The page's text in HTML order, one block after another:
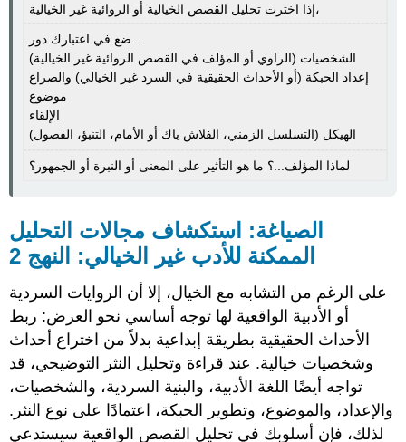
إذا اخترت تحليل القصص الخيالية أو الروائية غير الخيالية،
الشخصيات (الراوي أو المؤلف في القصص الروائية غير الخيالية)
إعداد الحبكة (أو الأحداث الحقيقية في السرد غير الخيالي) والصراع
موضوع
الإلقاء
الهيكل (التسلسل الزمني، الفلاش باك أو الأمام، التنبؤ، الفصول)
لماذا المؤلف...؟ ما هو التأثير على المعنى أو النبرة أو الجمهور؟
الصياغة: استكشاف مجالات التحليل
الممكنة للأدب غير الخيالي: النهج 2
على الرغم من التشابه مع الخيال، إلا أن الروايات السردية
أو الأدبية الواقعية لها توجه أساسي نحو العرض: ربط
الأحداث الحقيقية بطريقة إبداعية بدلاً من اختراع أحداث
وشخصيات خيالية. عند قراءة وتحليل النثر التوضيحي، قد
تواجه أيضًا اللغة الأدبية، والبنية السردية، والشخصيات،
والإعداد، والموضوع، وتطوير الحبكة، اعتمادًا على نوع النثر.
لذلك، فإن أسلوبك في تحليل القصص الواقعية سيستدعي